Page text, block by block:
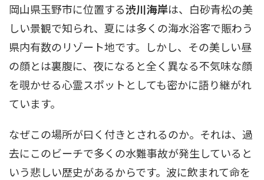
岡山県玉野市に位置する渋川海岸は、白砂青松の美
しい景観で知られ、夏には多くの海水浴客で賑わう
県内有数のリゾート地です。しかし、その美しい昼
の顔とは裏腹に、夜になると全く異なる不気味な顔
を覗かせる心霊スポットとしても密かに語り継がれ
ています。
なぜこの場所が曰く付きとされるのか。それは、過
去にこのビーチで多くの水難事故が発生していると
いう悲しい歴史があるからです。波に飲まれて命を